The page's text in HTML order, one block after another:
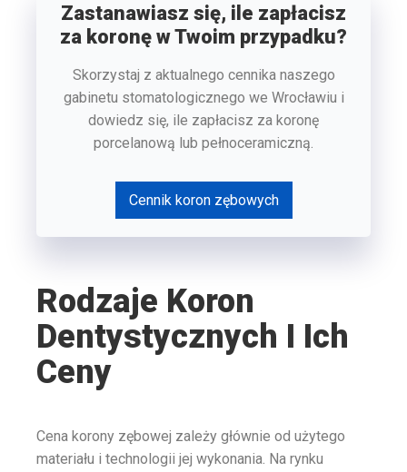
Zastanawiasz się, ile zapłacisz
za koronę w Twoim przypadku?
Skorzystaj z aktualnego cennika naszego
gabinetu stomatologicznego we Wrocławiu i
dowiedz się, ile zapłacisz za koronę
porcelanową lub pełnoceramiczną.
Cennik koron zębowych
Rodzaje Koron
Dentystycznych I Ich
Ceny
Cena korony zębowej zależy głównie od użytego
materiału i technologii jej wykonania. Na rynku